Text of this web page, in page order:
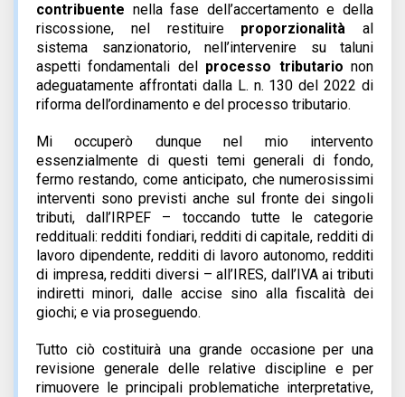
contribuente nella fase dell’accertamento e della
riscossione, nel restituire proporzionalità al
sistema sanzionatorio, nell’intervenire su taluni
aspetti fondamentali del processo tributario non
adeguatamente affrontati dalla L. n. 130 del 2022 di
riforma dell’ordinamento e del processo tributario.
Mi occuperò dunque nel mio intervento
essenzialmente di questi temi generali di fondo,
fermo restando, come anticipato, che numerosissimi
interventi sono previsti anche sul fronte dei singoli
tributi, dall’IRPEF – toccando tutte le categorie
reddituali: redditi fondiari, redditi di capitale, redditi di
lavoro dipendente, redditi di lavoro autonomo, redditi
di impresa, redditi diversi – all’IRES, dall’IVA ai tributi
indiretti minori, dalle accise sino alla fiscalità dei
giochi; e via proseguendo.
Tutto ciò costituirà una grande occasione per una
revisione generale delle relative discipline e per
rimuovere le principali problematiche interpretative,